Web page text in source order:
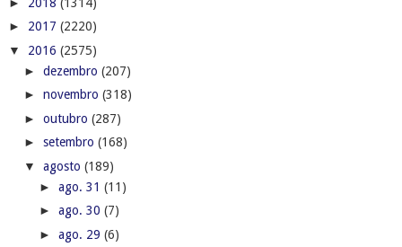
► 2017 (2220)
▼ 2016 (2575)
► dezembro (207)
► novembro (318)
► outubro (287)
► setembro (168)
▼ agosto (189)
► ago. 31 (11)
► ago. 30 (7)
► ago. 29 (6)